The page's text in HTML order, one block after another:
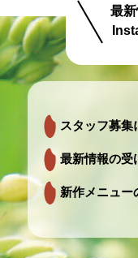
最
スタッフ募集
最新情報の受
新作メニュー